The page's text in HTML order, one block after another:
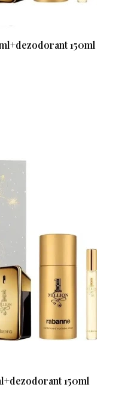
150ml
150ml